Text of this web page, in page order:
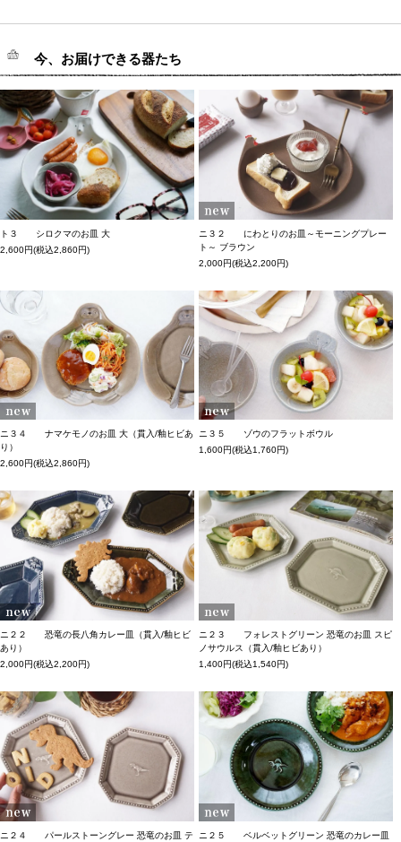
今、お届けできる器たち
ト３ シロクマのお皿 大
2,600円(税込2,860円)
ニ３２ にわとりのお皿～モーニングプレー
ト～ ブラウン
2,000円(税込2,200円)
ニ３４ ナマケモノのお皿 大（貫入/釉ヒビあ
り）
2,600円(税込2,860円)
ニ３５ ゾウのフラットボウル
1,600円(税込1,760円)
ニ２２ 恐竜の長八角カレー皿（貫入/釉ヒビ
あり）
2,000円(税込2,200円)
ニ２３ フォレストグリーン 恐竜のお皿 スピ
ノサウルス（貫入/釉ヒビあり）
1,400円(税込1,540円)
ニ２４ パールストーングレー 恐竜のお皿 テ
ニ２５ ベルベットグリーン 恐竜のカレー皿